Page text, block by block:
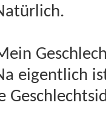
eigentlich